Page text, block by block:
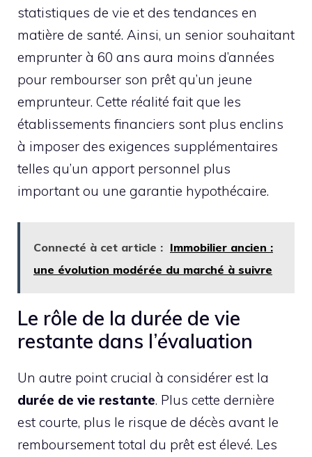
statistiques de vie et des tendances en
matière de santé. Ainsi, un senior souhaitant
emprunter à 60 ans aura moins d’années
pour rembourser son prêt qu’un jeune
emprunteur. Cette réalité fait que les
établissements financiers sont plus enclins
à imposer des exigences supplémentaires
telles qu’un apport personnel plus
important ou une garantie hypothécaire.
Connecté à cet article : Immobilier ancien :
une évolution modérée du marché à suivre
Le rôle de la durée de vie
restante dans l’évaluation
Un autre point crucial à considérer est la
durée de vie restante. Plus cette dernière
est courte, plus le risque de décès avant le
remboursement total du prêt est élevé. Les